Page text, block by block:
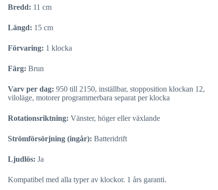
Bredd: 11 cm
Längd: 15 cm
Förvaring: 1 klocka
Färg: Brun
Varv per dag: 950 till 2150, inställbar, stopposition klockan 12,
viloläge, motorer programmerbara separat per klocka
Rotationsriktning: Vänster, höger eller växlande
Strömförsörjning (ingår): Batteridrift
Ljudlös: Ja
Kompatibel med alla typer av klockor. 1 års garanti.